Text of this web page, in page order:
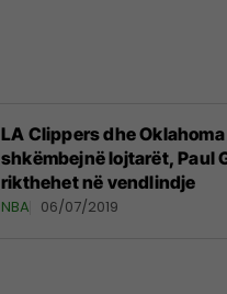
LA Clippers dhe Oklahoma
shkëmbejnë lojtarët, Paul
rikthehet në vendlindje
NBA 06/07/2019